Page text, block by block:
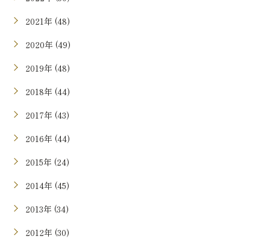
2021年 (48)
2020年 (49)
2019年 (48)
2018年 (44)
2017年 (43)
2016年 (44)
2015年 (24)
2014年 (45)
2013年 (34)
2012年 (30)